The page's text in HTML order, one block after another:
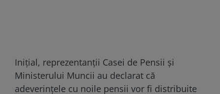
Inițial, reprezentanții Casei de Pensii și
Ministerului Muncii au declarat că
adeverințele cu noile pensii vor fi distribuite